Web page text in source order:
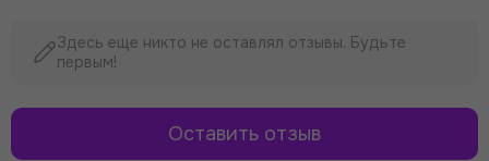
Здесь еще никто не оставлял отзывы. Будьте
первым!
Оставить отзыв